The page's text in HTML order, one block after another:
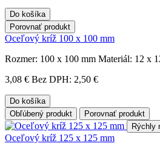
Do košíka
Porovnať produkt
Oceľový kríž 100 x 100 mm
Rozmer: 100 x 100 mm Materiál: 12 x
3,08 € Bez DPH: 2,50 €
Do košíka
Obľúbený produkt
Porovnať produkt
Rýchly
Oceľový kríž 125 x 125 mm